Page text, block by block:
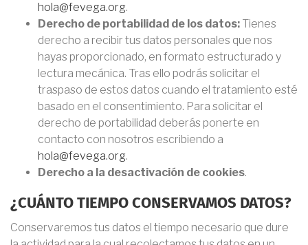
hola@fevega.org.
Derecho de portabilidad de los datos: Tienes
derecho a recibir tus datos personales que nos
hayas proporcionado, en formato estructurado y
lectura mecánica. Tras ello podrás solicitar el
traspaso de estos datos cuando el tratamiento esté
basado en el consentimiento. Para solicitar el
derecho de portabilidad deberás ponerte en
contacto con nosotros escribiendo a
hola@fevega.org.
Derecho a la desactivación de cookies.
¿CUÁNTO TIEMPO CONSERVAMOS DATOS?
Conservaremos tus datos el tiempo necesario que dure